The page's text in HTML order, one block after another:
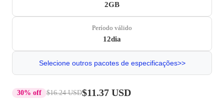
2GB
Período válido
12dia
Selecione outros pacotes de especificações>>
30% off $16.24 USD$11.37 USD